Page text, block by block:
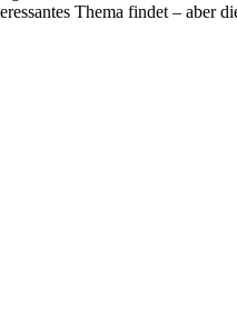
Thema findet –